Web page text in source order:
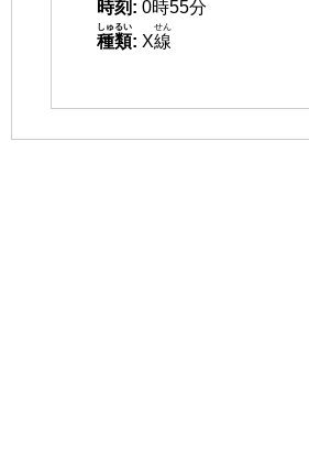
時刻 : 0時55分
種類
しゅるい
: X線
せん